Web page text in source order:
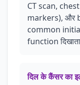
CT scan,
markers), और
common
function
दिल के कैंसर का